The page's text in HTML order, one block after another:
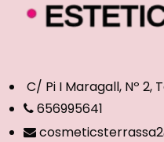
C/ Pi I Maragall, Nº 2,
656995641